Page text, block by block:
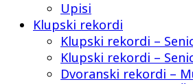
Upisi
Klupski rekordi
Klupski rekordi –
Klupski rekordi –
Dvoranski rekordi –